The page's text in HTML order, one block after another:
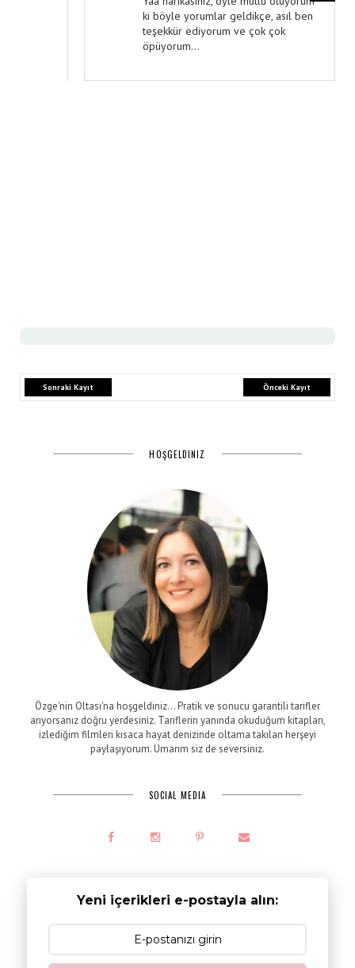
ki böyle yorumlar geldikçe, asıl ben
teşekkür ediyorum ve çok çok
öpüyorum...
Sonraki Kayıt Önceki Kayıt
HOŞGELDINIZ
Özge'nin Oltası'na hoşgeldiniz... Pratik ve sonucu garantili tarifler
arıyorsanız doğru yerdesiniz. Tariflerin yanında okuduğum kitapları,
izlediğim filmleri kısaca hayat denizinde oltama takılan herşeyi
paylaşıyorum. Umarım siz de seversiniz.
SOCIAL MEDIA
Yeni içerikleri e-postayla alın: